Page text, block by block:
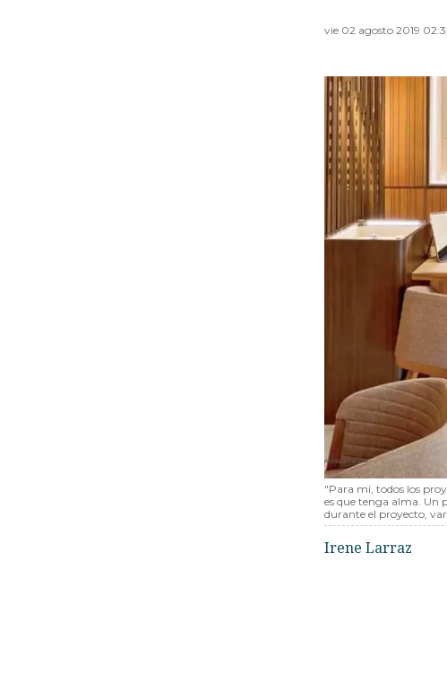
vie 02 agosto 2019
"Para mí, todos los
es que tenga alma. Un
durante el proyecto,
Irene Larraz